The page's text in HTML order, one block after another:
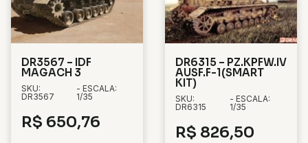
DR3567 – IDF
MAGACH 3
SKU:
DR3567
- ESCALA:
1/35
R$ 650,76
DR6315 – PZ.KPFW.IV
AUSF.F-1(SMART
KIT)
SKU:
DR6315
- ESCALA:
1/35
R$ 826,50